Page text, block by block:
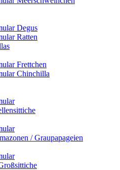
Degus
Ratten
Frettchen
Chinchilla
/ Graupapageien